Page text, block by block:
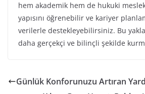
hem akademik hem de hukuki
yapısını öğrenebilir ve kariyer
verilerle destekleyebilirsiniz. Bu
daha gerçekçi ve bilinçli şekilde
Günlük Konforunuzu Artıran